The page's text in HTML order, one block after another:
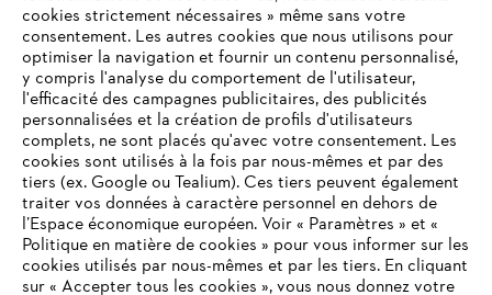
L'Entreprise
STIHL FAQ
Contact
cookies strictement nécessaires » même sans votre
consentement. Les autres cookies que nous utilisons pour
optimiser la navigation et fournir un contenu personnalisé,
y compris l'analyse du comportement de l'utilisateur,
l'efficacité des campagnes publicitaires, des publicités
personnalisées et la création de profils d'utilisateurs
complets, ne sont placés qu'avec votre consentement. Les
cookies sont utilisés à la fois par nous-mêmes et par des
tiers (ex. Google ou Tealium). Ces tiers peuvent également
traiter vos données à caractère personnel en dehors de
l’Espace économique européen. Voir « Paramètres » et «
Politique en matière de cookies » pour vous informer sur les
cookies utilisés par nous-mêmes et par les tiers. En cliquant
sur « Accepter tous les cookies », vous nous donnez votre